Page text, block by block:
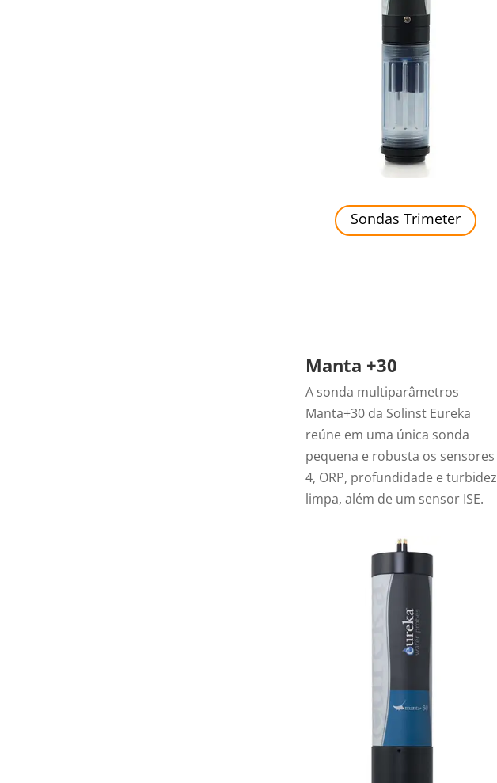
Sondas Trimeter
Manta +30
A sonda multiparâmetros
Manta+30 da Solinst Eureka
reúne em uma única sonda
pequena e robusta os sensores
4, ORP, profundidade e turbidez
limpa, além de um sensor ISE.